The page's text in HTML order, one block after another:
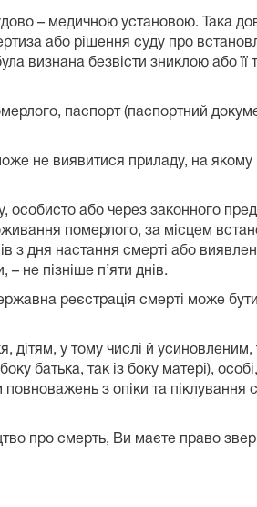
– медичною установою. Така
або рішення суду про
визнана безвісти зниклою або її
паспорт (паспортний
не виявитися приладу, на якому
особисто або через законного
померлого, за місцем
з дня настання смерті або
не пізніше п’яти днів.
реєстрація смерті може
у тому числі й усиновленим,
батька, так із боку матері),
з опіки та піклування
про смерть, Ви маєте право